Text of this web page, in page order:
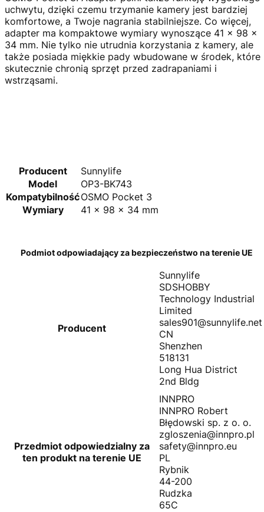
uchwytu, dzięki czemu trzymanie kamery jest bardziej
komfortowe, a Twoje nagrania stabilniejsze. Co więcej,
adapter ma kompaktowe wymiary wynoszące 41 × 98 ×
34 mm. Nie tylko nie utrudnia korzystania z kamery, ale
także posiada miękkie pady wbudowane w środek, które
skutecznie chronią sprzęt przed zadrapaniami i
wstrząsami.
Producent
Sunnylife
Model
OP3-BK743
KompatybilnośćOSMO Pocket 3
Wymiary
41 × 98 × 34 mm
Podmiot odpowiadający za bezpieczeństwo na terenie UE
Producent
Sunnylife
SDSHOBBY
Technology Industrial
Limited
sales901@sunnylife.net
CN
Shenzhen
518131
Long Hua District
2nd Bldg
Przedmiot odpowiedzialny za
ten produkt na terenie UE
INNPRO
INNPRO Robert
Błędowski sp. z o. o.
zgloszenia@innpro.pl
safety@innpro.eu
PL
Rybnik
44-200
Rudzka
65C